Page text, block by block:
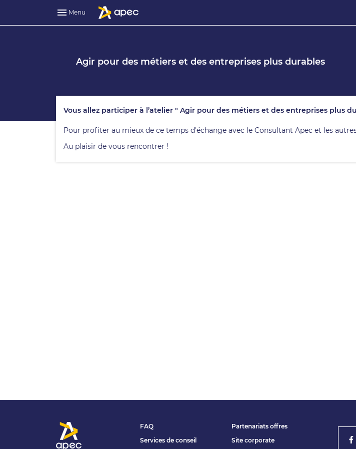
Menu
Agir pour des métiers et des entreprises plus durables
Vous allez participer à l’atelier " Agir pour des métiers et des entreprises plus
Pour profiter au mieux de ce temps d'échange avec le Consultant Apec et les
Au plaisir de vous rencontrer !
FAQ
Services de conseil
Partenariats offres
Site corporate